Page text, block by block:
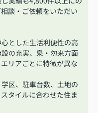
談・ご依頼をいただい
とした生活利便性の高
の充実、泉・勿来方面
リアごとに特徴が異な
区、駐車台数、土地の
タイルに合わせた住ま